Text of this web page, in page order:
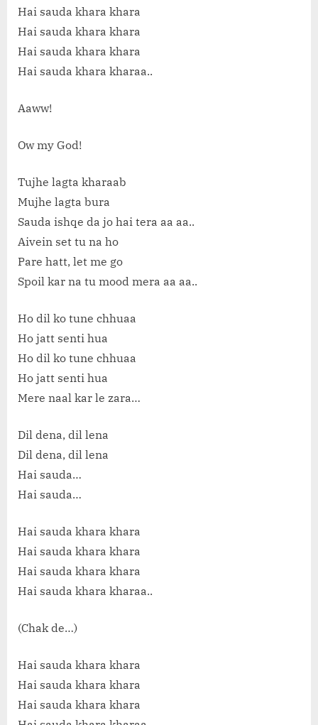
Hai sauda khara khara
Hai sauda khara khara
Hai sauda khara khara
Hai sauda khara kharaa..
Aaww!
Ow my God!
Tujhe lagta kharaab
Mujhe lagta bura
Sauda ishqe da jo hai tera aa aa..
Aivein set tu na ho
Pare hatt, let me go
Spoil kar na tu mood mera aa aa..
Ho dil ko tune chhuaa
Ho jatt senti hua
Ho dil ko tune chhuaa
Ho jatt senti hua
Mere naal kar le zara…
Dil dena, dil lena
Dil dena, dil lena
Hai sauda…
Hai sauda…
Hai sauda khara khara
Hai sauda khara khara
Hai sauda khara khara
Hai sauda khara kharaa..
(Chak de…)
Hai sauda khara khara
Hai sauda khara khara
Hai sauda khara khara